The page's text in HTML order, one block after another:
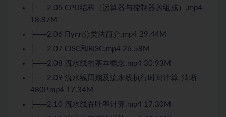
├──2.05 CPU结构（运算器与控制器的组成）.mp4
18.87M
├──2.06 Flynn分类法简介.mp4 29.44M
├──2.07 CISC和RISC.mp4 26.58M
├──2.08 流水线的基本概念.mp4 30.93M
├──2.09 流水线周期及流水线执行时间计算_清晰
480P.mp4 17.34M
├──2.10 流水线吞吐率计算.mp4 17.30M